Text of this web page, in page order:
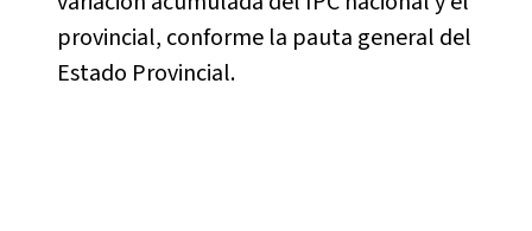
provincial, conforme la pauta general del
Estado Provincial.